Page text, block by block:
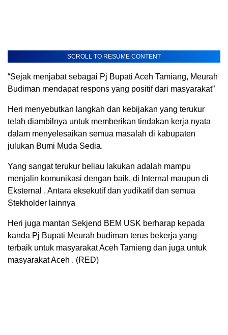
SCROLL TO RESUME CONTENT
“Sejak menjabat sebagai Pj Bupati Aceh Tamiang, Meurah
Budiman mendapat respons yang positif dari masyarakat”
Heri menyebutkan langkah dan kebijakan yang terukur
telah diambilnya untuk memberikan tindakan kerja nyata
dalam menyelesaikan semua masalah di kabupaten
julukan Bumi Muda Sedia.
Yang sangat terukur beliau lakukan adalah mampu
menjalin komunikasi dengan baik, di Internal maupun di
Eksternal , Antara eksekutif dan yudikatif dan semua
Stekholder lainnya
Heri juga mantan Sekjend BEM USK berharap kepada
kanda Pj Bupati Meurah budiman terus bekerja yang
terbaik untuk masyarakat Aceh Tamieng dan juga untuk
masyarakat Aceh . (RED)